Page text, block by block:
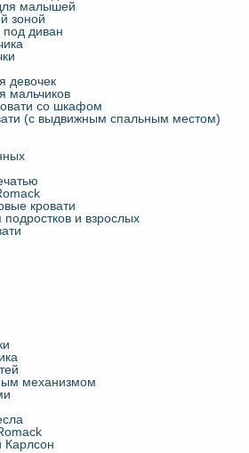
малышей
зоной
под диван
девочек
мальчиков
со шкафом
(с выдвижным спальным местом)
кровати
и взрослых
механизмом
Карлсон